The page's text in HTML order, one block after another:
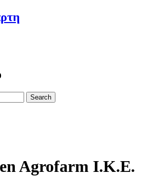
Search
Agrofarm Ι.Κ.Ε.